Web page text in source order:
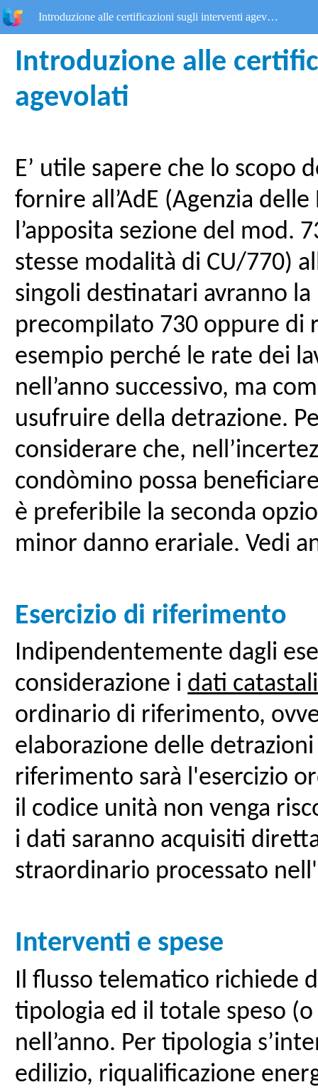
Introduzione alle certificazioni sugli interventi agevolati
Introduzione alle
agevolati
E’ utile sapere che lo scopo
fornire all’AdE (Agenzia
l’apposita sezione del mod.
stesse modalità di CU/770)
singoli destinatari avranno
precompilato 730 oppure di
esempio perché le rate dei
nell’anno successivo, ma
usufruire della detrazione.
considerare che,
condòmino possa
è preferibile la seconda
minor danno erariale. Vedi
Esercizio di riferimento
Indipendentemente dagli
considerazione i dati
ordinario di riferimento,
elaborazione delle
riferimento sarà l'esercizio
il codice unità non venga
i dati saranno acquisiti
straordinario processato
Interventi e spese
Il flusso telematico richiede
tipologia ed il totale speso
nell’anno. Per tipologia
edilizio, riqualificazione